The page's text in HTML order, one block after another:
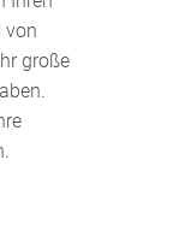
von
große